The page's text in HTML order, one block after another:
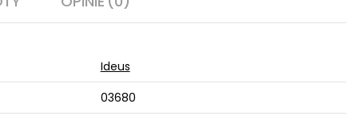
Ideus
03680